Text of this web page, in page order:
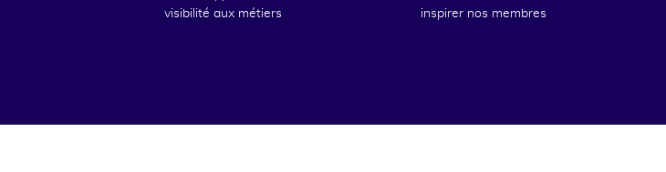
visibilité aux métiers
inspirer nos membres